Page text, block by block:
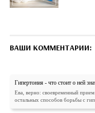
ВАШИ КОММЕНТАРИИ:
Гипертония - что стоит о ней
Ева, верно: своевременный
остальных способов борьбы с